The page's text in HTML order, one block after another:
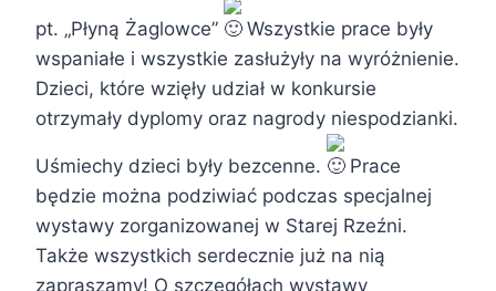
pt. „Płyną Żaglowce”
Wszystkie prace były
wspaniałe i wszystkie zasłużyły na wyróżnienie.
Dzieci, które wzięły udział w konkursie
otrzymały dyplomy oraz nagrody niespodzianki.
Uśmiechy dzieci były bezcenne.
Prace
będzie można podziwiać podczas specjalnej
wystawy zorganizowanej w Starej Rzeźni.
Także wszystkich serdecznie już na nią
zapraszamy! O szczegółach wystawy